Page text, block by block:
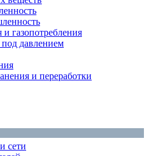
газопотребления
давлением
и переработки
сети